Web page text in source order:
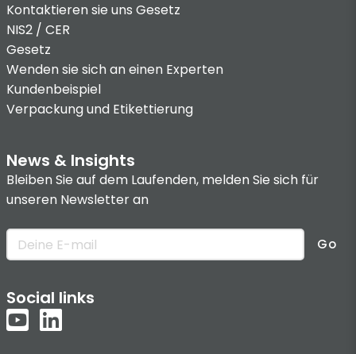
Kontaktieren sie uns Gesetz
NIS2 / CER
Gesetz
Wenden sie sich an einen Experten
Kundenbeispiel
Verpackung und Etikettierung
News & Insights
Bleiben Sie auf dem Laufenden, melden Sie sich für
unseren Newsletter an
Go
Social links